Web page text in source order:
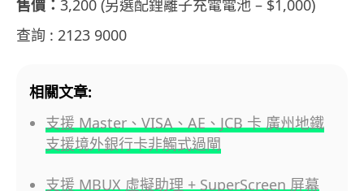
售價： 3,200 (另選配鋰離子充電電池 – $1,000)
查詢 : 2123 9000
相關文章:
支援 Master、VISA、AE、JCB 卡 廣州地鐵
支援境外銀行卡非觸式過閘
支援 MBUX 虛擬助理 + SuperScreen 屏幕